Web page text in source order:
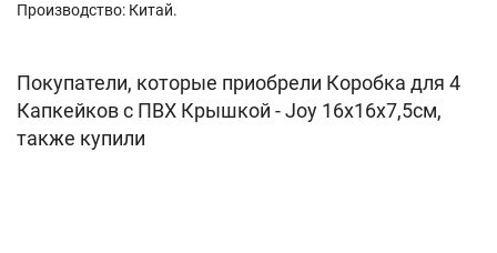
Производство: Китай.
Покупатели, которые приобрели Коробка для 4
Капкейков c ПВХ Крышкой - Joy 16х16х7,5см,
также купили